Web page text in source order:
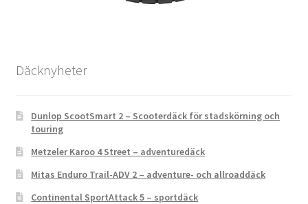
Däcknyheter
Dunlop ScootSmart 2 – Scooterdäck för stadskörning och
touring
Metzeler Karoo 4 Street – adventuredäck
Mitas Enduro Trail-ADV 2 – adventure- och allroaddäck
Continental SportAttack 5 – sportdäck